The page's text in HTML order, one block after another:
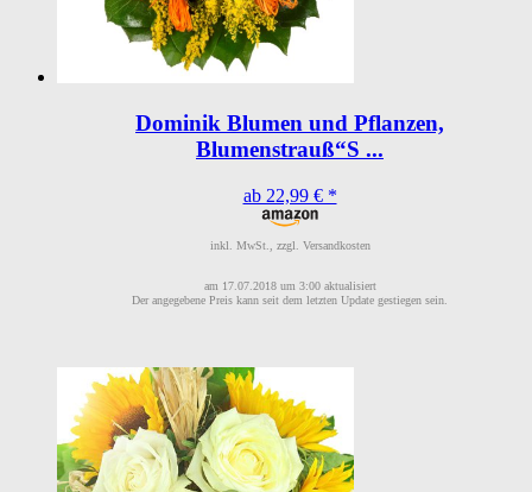
Dominik Blumen und Pflanzen,
Blumenstrauß“S ...
ab 22,99 € *
inkl. MwSt., zzgl. Versandkosten
am 17.07.2018 um 3:00 aktualisiert
Der angegebene Preis kann seit dem letzten Update gestiegen sein.